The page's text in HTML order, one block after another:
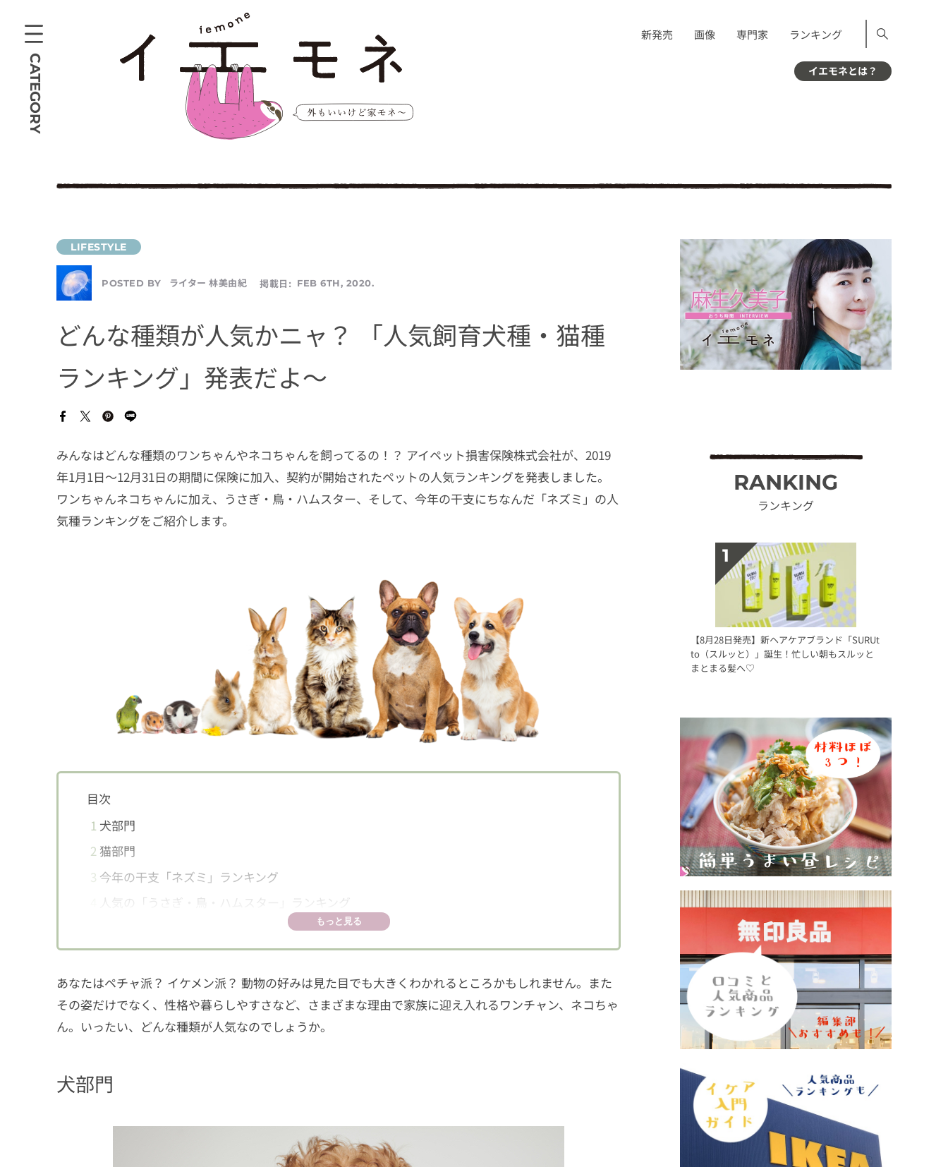
CATEGORY
新発売 画像 専門家 ランキング
イエモネとは？
POSTED BY ライター 林美由紀 掲載日: FEB 6TH, 2020.
どんな種類が人気かニャ？ 「人気飼育犬種・猫種
ランキング」発表だよ～
みんなはどんな種類のワンちゃんやネコちゃんを飼ってるの！？ アイペット損害保険株式会社が、2019
年1月1日～12月31日の期間に保険に加入、契約が開始されたペットの人気ランキングを発表しました。
ワンちゃんネコちゃんに加え、うさぎ・鳥・ハムスター、そして、今年の干支にちなんだ「ネズミ」の人
気種ランキングをご紹介します。
目次
1 犬部門
2 猫部門
3 今年の干支「ネズミ」ランキング
人気の「うさぎ・鳥・ハムスター」ランキング
もっと見る
あなたはペチャ派？ イケメン派？ 動物の好みは見た目でも大きくわかれるところかもしれません。また
その姿だけでなく、性格や暮らしやすさなど、さまざまな理由で家族に迎え入れるワンチャン、ネコちゃ
ん。いったい、どんな種類が人気なのでしょうか。
犬部門
RANKING
ランキング
【8月28日発売】新ヘアケアブランド「SURUt
to（スルッと）」誕生！忙しい朝もスルッと
まとまる髪へ♡